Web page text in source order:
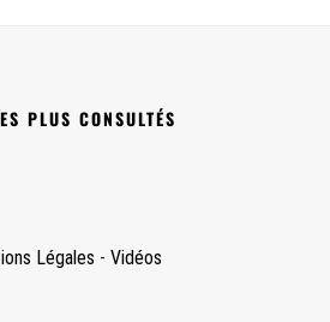
PLUS CONSULTÉS
Légales - Vidéos